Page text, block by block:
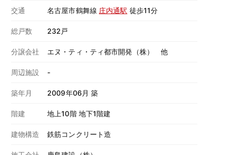
交通 名古屋市鶴舞線 庄内通駅 徒歩11分
総戸数 232戸
分譲会社 エヌ・ティ・ティ都市開発（株） 他
周辺施設 -
築年月 2009年06月 築
階建 地上10階 地下1階建
建物構造 鉄筋コンクリート造